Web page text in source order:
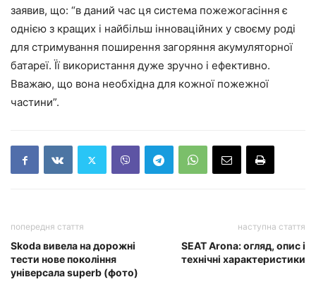
заявив, що: “в даний час ця система пожежогасіння є
однією з кращих і найбільш інноваційних у своєму роді
для стримування поширення загоряння акумуляторної
батареї. Її використання дуже зручно і ефективно.
Вважаю, що вона необхідна для кожної пожежної
частини”.
попередня стаття
Skoda вивела на дорожні
тести нове покоління
універсала superb (фото)
наступна стаття
SEAT Arona: огляд, опис і
технічні характеристики